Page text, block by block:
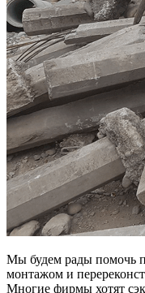
Мы будем рады помочь
монтажом и
Многие фирмы хотят